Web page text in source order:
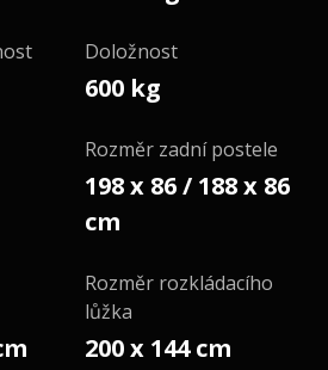
Doložnost
600 kg
Rozměr zadní postele
198 x 86 / 188 x 86
cm
Rozměr rozkládacího
lůžka
200 x 144 cm